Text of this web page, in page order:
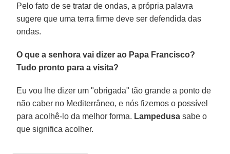
Pelo fato de se tratar de ondas, a própria palavra
sugere que uma terra firme deve ser defendida das
ondas.
O que a senhora vai dizer ao Papa Francisco?
Tudo pronto para a visita?
Eu vou lhe dizer um "obrigada" tão grande a ponto de
não caber no Mediterrâneo, e nós fizemos o possível
para acolhê-lo da melhor forma. Lampedusa sabe o
que significa acolher.